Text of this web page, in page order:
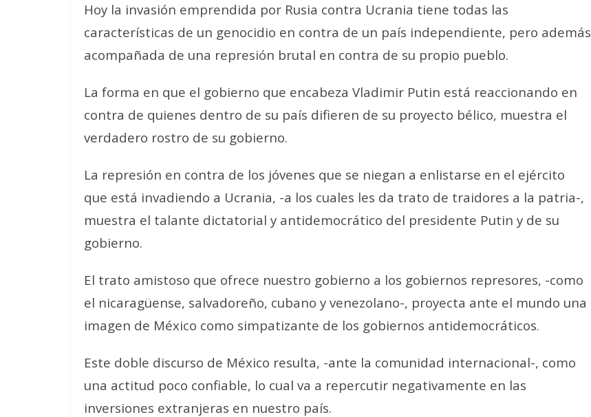
Hoy la invasión emprendida por Rusia contra Ucrania tiene todas las
características de un genocidio en contra de un país independiente, pero además
acompañada de una represión brutal en contra de su propio pueblo.
La forma en que el gobierno que encabeza Vladimir Putin está reaccionando en
contra de quienes dentro de su país difieren de su proyecto bélico, muestra el
verdadero rostro de su gobierno.
La represión en contra de los jóvenes que se niegan a enlistarse en el ejército
que está invadiendo a Ucrania, -a los cuales les da trato de traidores a la patria-,
muestra el talante dictatorial y antidemocrático del presidente Putin y de su
gobierno.
El trato amistoso que ofrece nuestro gobierno a los gobiernos represores, -como
el nicaragüense, salvadoreño, cubano y venezolano-, proyecta ante el mundo una
imagen de México como simpatizante de los gobiernos antidemocráticos.
Este doble discurso de México resulta, -ante la comunidad internacional-, como
una actitud poco confiable, lo cual va a repercutir negativamente en las
inversiones extranjeras en nuestro país.